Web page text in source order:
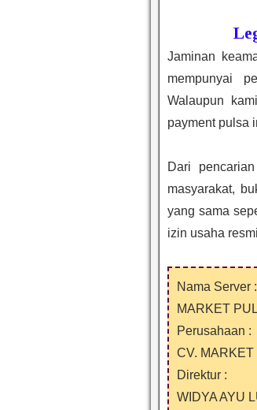
Jaminan
mempunyai
Walaupun
payment pulsa
Dari
masyarakat,
yang sama
izin usaha
Nama Server :
MARKET
Perusahaan :
CV.
Direktur :
WIDYA AYU